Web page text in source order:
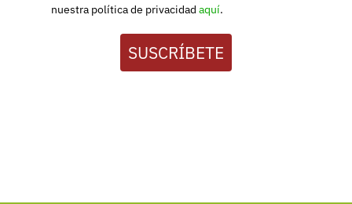
nuestra política de privacidad aquí.
SUSCRÍBETE